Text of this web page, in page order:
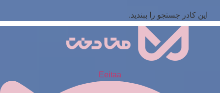
این کادر جستجو را ببندید.
Eeitaa